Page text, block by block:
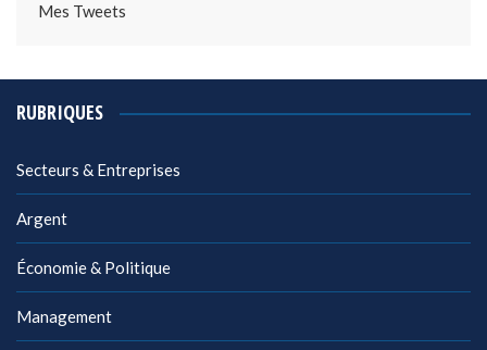
Mes Tweets
RUBRIQUES
Secteurs & Entreprises
Argent
Économie & Politique
Management